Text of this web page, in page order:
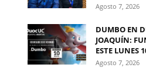
Agosto 7, 2026
DUMBO EN
JOAQUÍN:
ESTE LUNES
Agosto 7, 2026